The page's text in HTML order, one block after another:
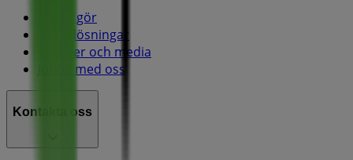
Vad vi gör
Affärslösningar
Nyheter och media
Jobba med oss
Kontakta oss